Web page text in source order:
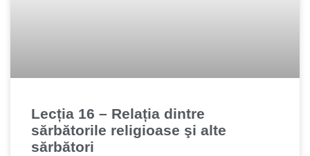
Lecția 16 – Relația dintre
sărbătorile religioase şi alte
sărbători